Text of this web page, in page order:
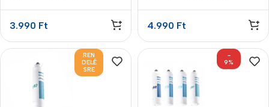
micron (FT4-82)
3.990 Ft
előszűrő (FT4-83) GAC
4.990 Ft
REN
DELÉ
SRE
-
9%